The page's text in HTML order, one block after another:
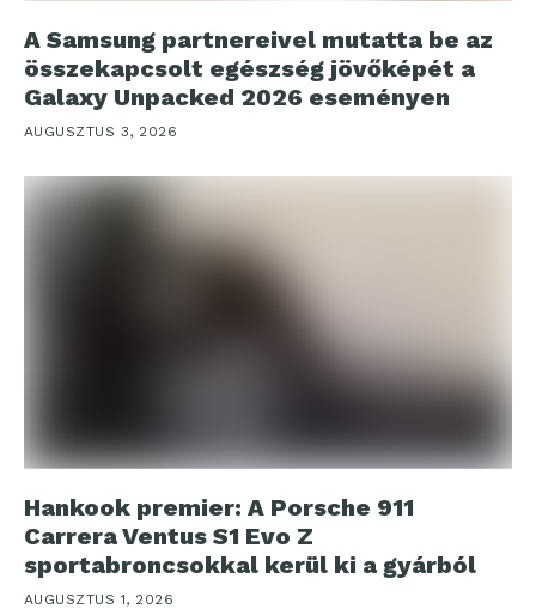
A Samsung partnereivel mutatta be az
összekapcsolt egészség jövőképét a
Galaxy Unpacked 2026 eseményen
AUGUSZTUS 3, 2026
Hankook premier: A Porsche 911
Carrera Ventus S1 Evo Z
sportabroncsokkal kerül ki a gyárból
AUGUSZTUS 1, 2026